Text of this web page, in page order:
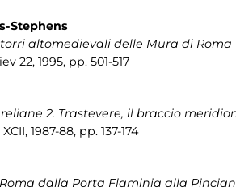
Stephens
altomedievali delle Mura di Roma
22, 1995, pp. 501-517
2. Trastevere, il braccio
1987-88, pp. 137-174
dalla Porta Flaminia alla